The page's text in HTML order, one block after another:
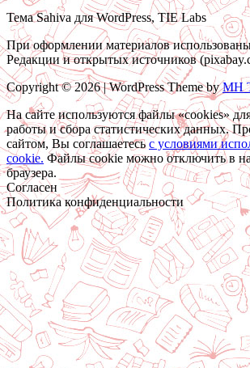
Тема Sahiva для WordPress, TIE Labs
При оформлении материалов
Редакции и открытых источников
Copyright © 2026 | WordPress Theme byMH
На сайте используются файлы «cookies»
работы и сбора статистических данных.
сайтом, Вы соглашаетесь c условиями
cookie. Файлы cookie можно отключить в
браузера.
Согласен
Политика конфиденциальности